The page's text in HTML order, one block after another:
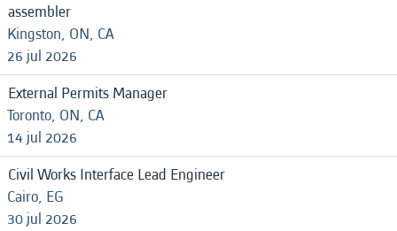
assembler
Kingston, ON, CA
26 jul 2026
External Permits Manager
Toronto, ON, CA
14 jul 2026
Civil Works Interface Lead Engineer
Cairo, EG
30 jul 2026